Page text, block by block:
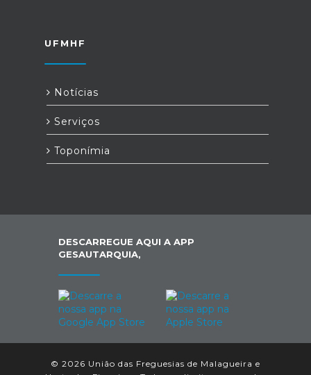
UFMHF
Notícias
Serviços
Toponímia
DESCARREGUE AQUI A APP
GESAUTARQUIA,
© 2026 União das Freguesias de Malagueira e